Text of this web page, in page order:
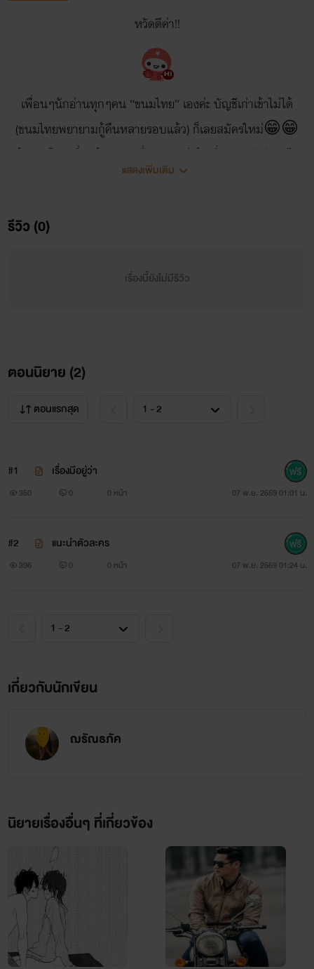
หวัดดีค่า!!
เพื่อนๆนักอ่านทุกๆคน “ขนมไทย” เองค่ะ บัญชีเก่าเข้าไม่ได้
(ขนมไทยพยายามกู้คืนหลายรอบแล้ว) ก็เลยสมัครใหม่😁😁
ต้องขอโทษเพื่อนด้วยนะคะที่ลงนิยายล่าช้าเนื่องจากติดขัดอะไร
หลายๆอย่าง ยังไงก็ฝาก”ทัณฑ์เถื่อนตีตราบาป”ด้วยนะคะ
แสดงเพิ่มเติม
รีวิว (0)
เรื่องนี้ยังไม่มีรีวิว
ตอนนิยาย (2)
ตอนแรกสุด
#1 เรื่องมีอยู่ว่า
350 0 0 หน้า 07 พ.ย. 2559 01:01 น.
#2 แนะนำตัวละคร
396 0 0 หน้า 07 พ.ย. 2559 01:24 น.
เกี่ยวกับนักเขียน
ฌรัณธภัค
นิยายเรื่องอื่นๆ ที่เกี่ยวข้อง